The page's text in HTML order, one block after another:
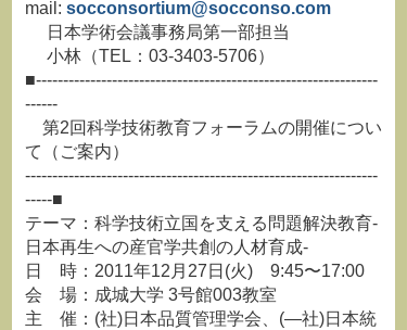
mail: socconsortium@socconso.com
日本学術会議事務局第一部担当
小林（TEL：03-3403-5706）
■---------------------------------------------------------------
------
第2回科学技術教育フォーラムの開催につい
て（ご案内）
-----------------------------------------------------------------
-----■
テーマ：科学技術立国を支える問題解決教育-
日本再生への産官学共創の人材育成-
日 時：2011年12月27日(火) 9:45〜17:00
会 場：成城大学 3号館003教室
主 催：(社)日本品質管理学会、(―社)日本統